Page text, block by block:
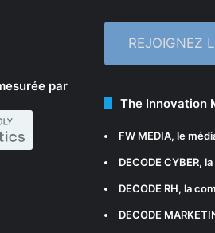
par
REJOIGNEZ
The Innovation
FW MEDIA, le
DECODE CYBER,
DECODE RH, la
DECODE